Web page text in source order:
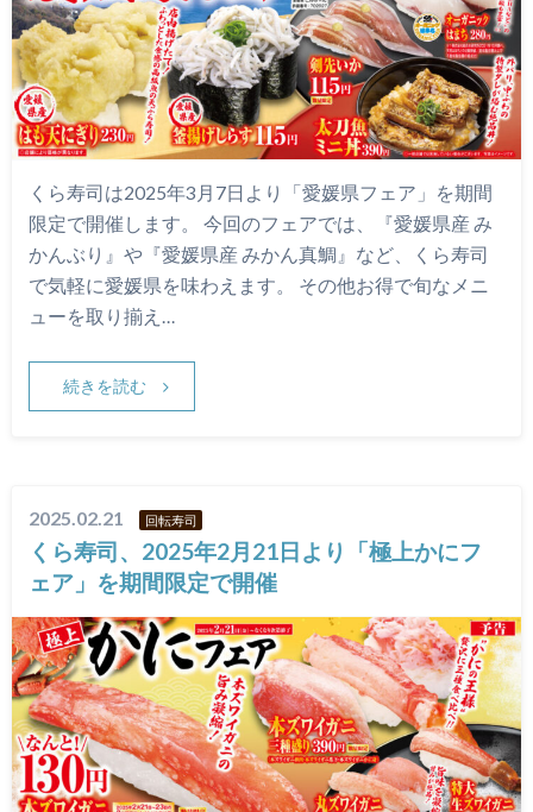
くら寿司は2025年3月7日より「愛媛県フェア」を期間
限定で開催します。 今回のフェアでは、『愛媛県産 み
かんぶり』や『愛媛県産 みかん真鯛』など、くら寿司
で気軽に愛媛県を味わえます。 その他お得で旬なメニ
ューを取り揃え…
続きを読む
2025.02.21 回転寿司
くら寿司、2025年2月21日より「極上かにフ
ェア」を期間限定で開催